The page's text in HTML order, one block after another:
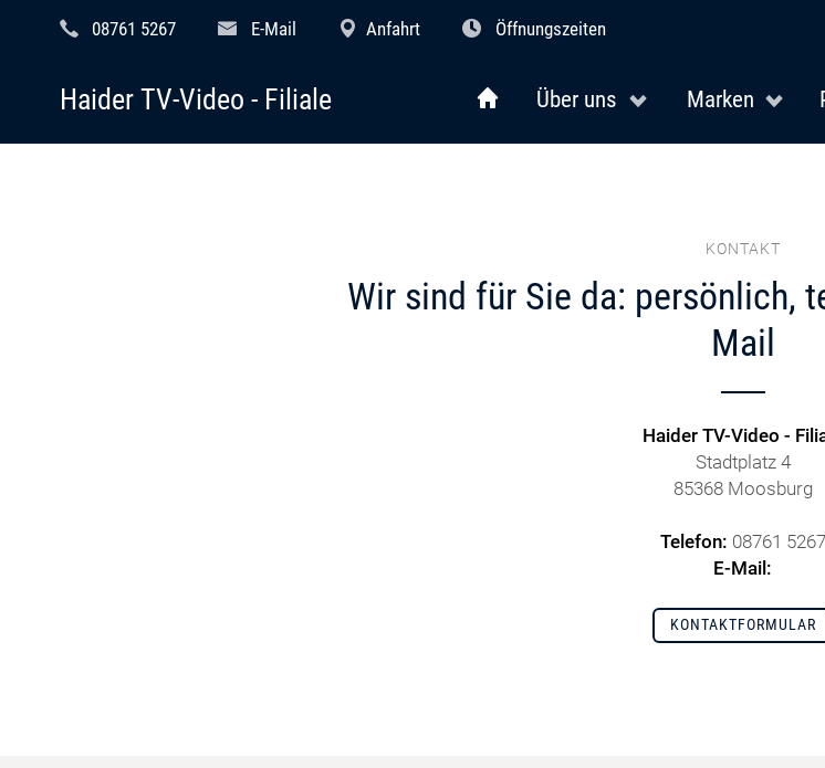
08761 5267 E-Mail Anfahrt Öffnungszeiten
Über uns Marken
Haider TV-Video - Filiale
KONTAKT
Wir sind für Sie da: persönlich,
Mail
Haider TV-Video -
Stadtplatz 4
85368 Moosburg
Telefon: 08761 5267
E-Mail:
KONTAKTFORMULAR